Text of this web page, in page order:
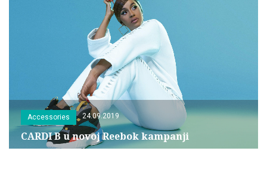
Accessories 24.09.2019
CARDI B u novoj Reebok kampanji